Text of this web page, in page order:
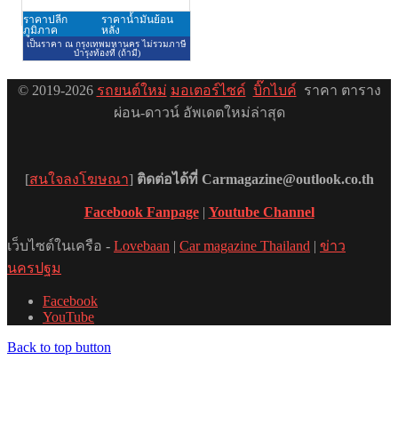
© 2019-2026 รถยนต์ใหม่ มอเตอร์ไซค์ บิ๊กไบค์ ราคา ตาราง
ผ่อน-ดาวน์ อัพเดตใหม่ล่าสุด
[สนใจลงโฆษณา] ติดต่อได้ที่ Carmagazine@outlook.co.th
Facebook Fanpage| Youtube Channel
เว็บไซต์ในเครือ - Lovebaan | Car magazine Thailand | ข่าว
นครปฐม
Facebook
YouTube
Back to top button